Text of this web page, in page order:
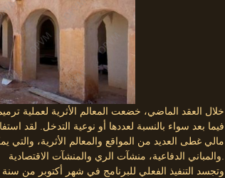
خلال العقد الماضي، خضعت المعالم الأثرية لعملية
فيما بعد سواء بالنسبة لعددها أو نوعية التدخل. لقد
مالي غطى العديد من المواقع والمعالم الأثرية، والتي
والمباني الدفاعية، منشآت الري والمنشآت الاقتصادية.